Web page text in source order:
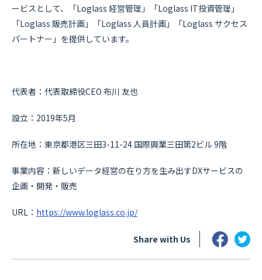
ービスとして、「Loglass 経営管理」「Loglass IT投資管理」
「Loglass 販売計画」「Loglass 人員計画」「Loglass サクセス
パートナー」を提供しています。
代表者：代表取締役CEO 布川 友也
設立：2019年5月
所在地：東京都港区三田3-11-24 国際興業三田第2ビル 9階
事業内容：新しいデータ経営の在り方を生み出すDXサービスの
企画・開発・販売
URL： https://www.loglass.co.jp/
Share with Us